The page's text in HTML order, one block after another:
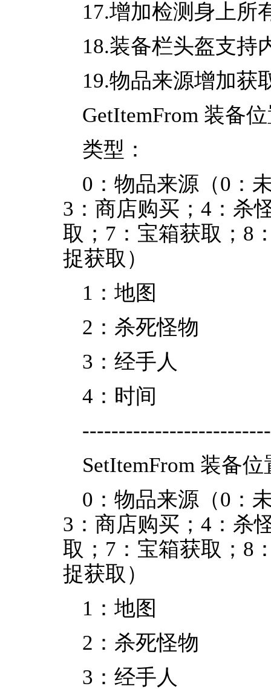
17.增加检测身上所
18.装备栏头盔支持
19.物品来源增加获
GetItemFrom 装备
类型：
0：物品来源（0：
3：商店购买；4：杀
取；7：宝箱获取；8
捉获取）
1：地图
2：杀死怪物
3：经手人
4：时间
--------------------------
SetItemFrom 装备
0：物品来源（0：
3：商店购买；4：杀
取；7：宝箱获取；8
捉获取）
1：地图
2：杀死怪物
3：经手人